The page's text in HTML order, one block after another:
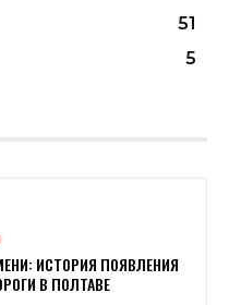
51
5
ИСТОРИЯ ПОЯВЛЕНИЯ
В ПОЛТАВЕ